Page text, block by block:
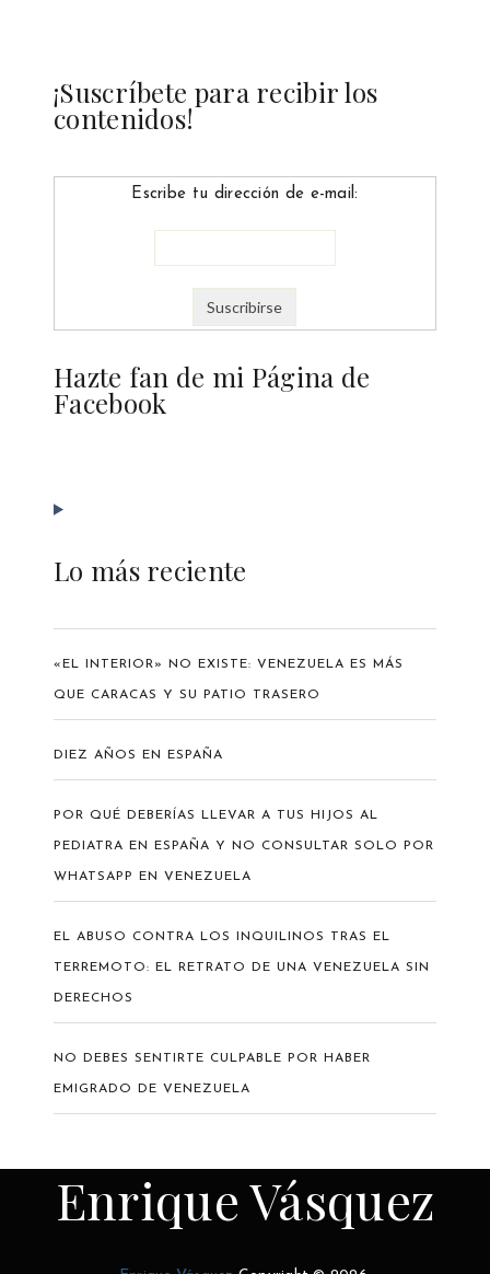
¡Suscríbete para recibir los
contenidos!
Escribe tu dirección de e-mail:
Hazte fan de mi Página de
Facebook
Lo más reciente
«EL INTERIOR» NO EXISTE: VENEZUELA ES MÁS
QUE CARACAS Y SU PATIO TRASERO
DIEZ AÑOS EN ESPAÑA
POR QUÉ DEBERÍAS LLEVAR A TUS HIJOS AL
PEDIATRA EN ESPAÑA Y NO CONSULTAR SOLO POR
WHATSAPP EN VENEZUELA
EL ABUSO CONTRA LOS INQUILINOS TRAS EL
TERREMOTO: EL RETRATO DE UNA VENEZUELA SIN
DERECHOS
NO DEBES SENTIRTE CULPABLE POR HABER
EMIGRADO DE VENEZUELA
Enrique Vásquez